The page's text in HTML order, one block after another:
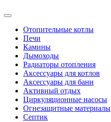
Отопительные котлы
Печи
Камины
Дымоходы
Радиаторы отопления
Аксессуары для котлов
Аксессуары для бани
Активный отдых
Циркуляционные насосы
Огнезащитные материалы
Септик